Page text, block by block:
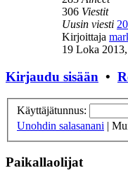
306 Viestit
Uusin viesti
Kirjoittaja
19 Loka
Kirjaudu sisään •
Käyttäjätunnus:
Unohdin salasanani |
Paikallaolijat